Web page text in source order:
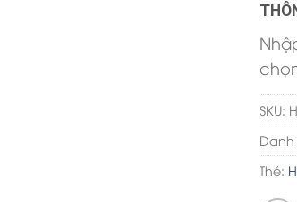
SKU:
Thẻ: